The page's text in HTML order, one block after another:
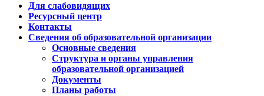
Для слабовидящих
Ресурсный центр
Контакты
Сведения об образовательной организации
Основные сведения
Структура и органы управления
образовательной организацией
Документы
Планы работы